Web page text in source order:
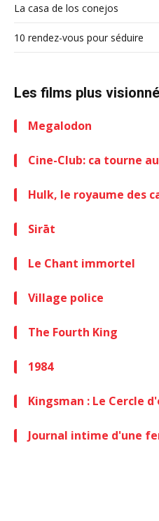
La casa de los conejos
10 rendez-vous pour séduire
Les films plus
Megalodon
Cine-Club: ca tourne
Hulk, le royaume des
Sirāt
Le Chant immortel
Village police
The Fourth King
1984
Kingsman : Le Cercle
Journal intime d'une